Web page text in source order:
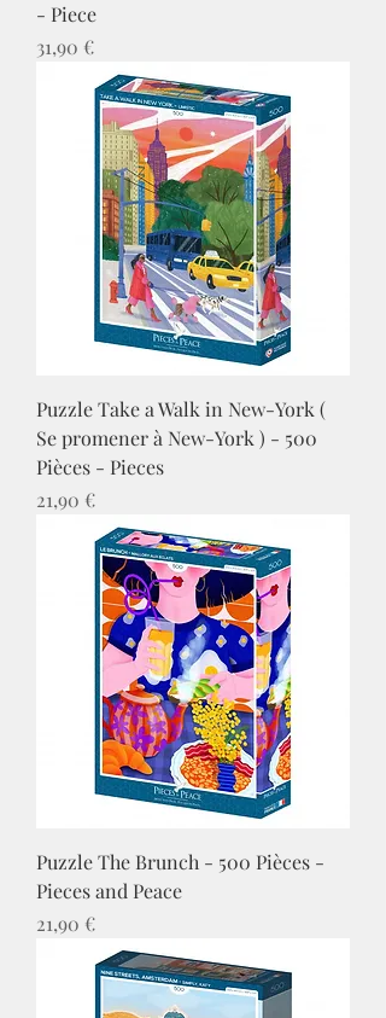
- Piece
Prix
31,90 €
Puzzle Take a Walk in New-York (
Se promener à New-York ) - 500
Pièces - Pieces
Prix
21,90 €
Puzzle The Brunch - 500 Pièces -
Pieces and Peace
Prix
21,90 €